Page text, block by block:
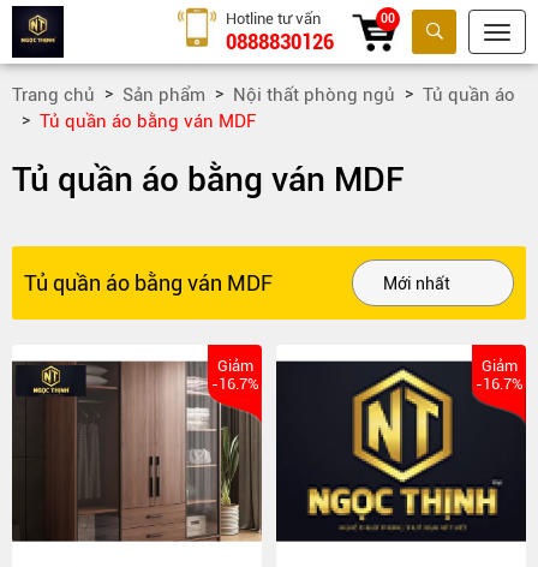
Tìm kiếm
Hotline tư vấn
0888830126
00
Trang chủ Sản phẩm Nội thất phòng ngủ
Tủ quần áo
Tủ quần áo bằng ván MDF
Tủ quần áo bằng ván MDF
Tủ quần áo bằng ván MDF
Giảm
-16.7%
Giảm
-16.7%